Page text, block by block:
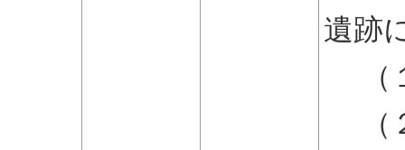
遺跡
（
（